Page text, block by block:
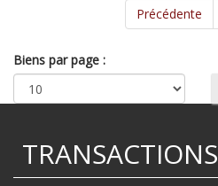
Précédente
Biens par page :
TRANSACTIONS